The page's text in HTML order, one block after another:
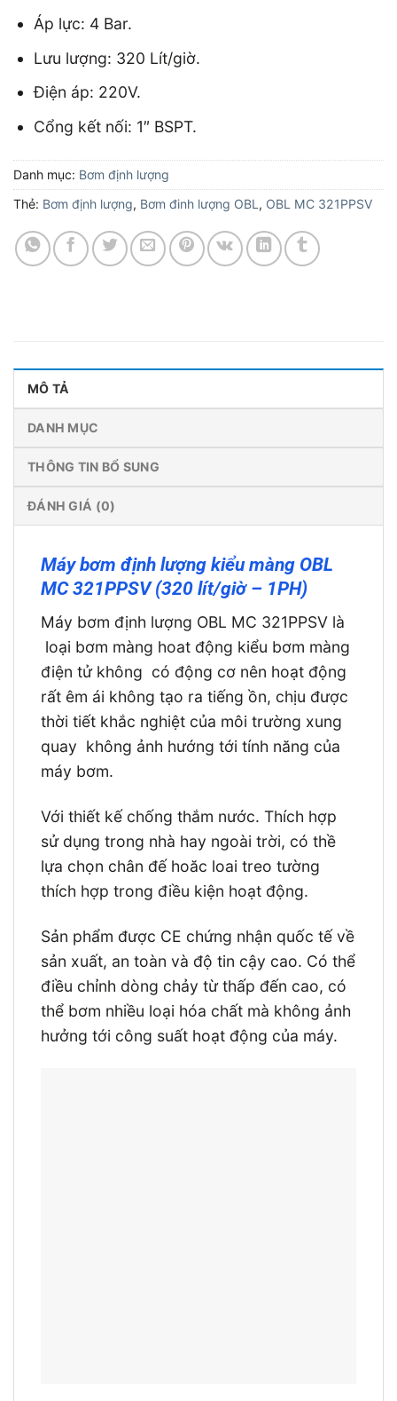
Áp lực: 4 Bar.
Lưu lượng: 320 Lít/giờ.
Điện áp: 220V.
Cổng kết nối: 1″ BSPT.
Danh mục: Bơm định lượng
Thẻ: Bơm định lượng, Bơm đinh lượng OBL , OBL MC 321PPSV
MÔ TẢ
DANH MỤC
THÔNG TIN BỔ SUNG
ĐÁNH GIÁ (0)
Máy bơm định lượng kiểu màng OBL
MC 321PPSV (320 lít/giờ – 1PH)
Máy bơm định lượng OBL MC 321PPSV là
loại bơm màng hoat động kiểu bơm màng
điện tử không có động cơ nên hoạt động
rất êm ái không tạo ra tiếng ồn, chịu được
thời tiết khắc nghiệt của môi trường xung
quay không ảnh hướng tới tính năng của
máy bơm.
Với thiết kế chống thắm nước. Thích hợp
sử dụng trong nhà hay ngoài trời, có thề
lựa chọn chân đế hoăc loai treo tường
thích hợp trong điều kiện hoạt động.
Sản phẩm được CE chứng nhận quốc tế về
sản xuất, an toàn và độ tin cậy cao. Có thể
điều chỉnh dòng chảy từ thấp đến cao, có
thể bơm nhiều loại hóa chất mà không ảnh
hưởng tới công suất hoạt động của máy.